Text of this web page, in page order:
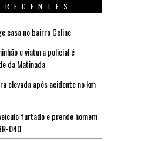
casa no bairro Celine
e viatura policial é
da Matinada
elevada após acidente no km
furtado e prende homem
040